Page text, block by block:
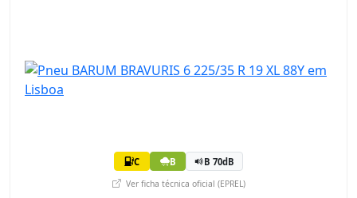
C B B 70dB
Ver ficha técnica oficial (EPREL)